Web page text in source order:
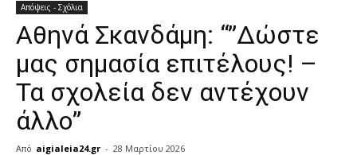
Απόψεις - Σχόλια
Αθηνά Σκανδάμη: “”Δώστε
μας σημασία επιτέλους! –
Τα σχολεία δεν αντέχουν
άλλο”
Από aigialeia24.gr - 28 Μαρτίου 2026